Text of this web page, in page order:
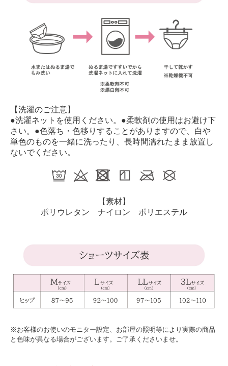
【洗濯のご注意】
●洗濯ネットを使用ください。●柔軟剤の使用はお避け下
さい。●色落ち・色移りすることがありますので、白や
単色のものを一緒に洗ったり、長時間濡れたまま放置し
ないでください。
【素材】
ポリウレタン ナイロン ポリエステル
※お客様のお使いのモニター設定、お部屋の照明等により実際の商品
と色味が異なる場合がございます。ご了承くださいませ。